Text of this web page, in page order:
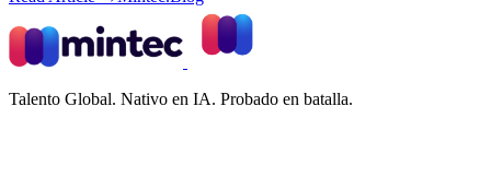
Talento Global. Nativo en IA. Probado en batalla.